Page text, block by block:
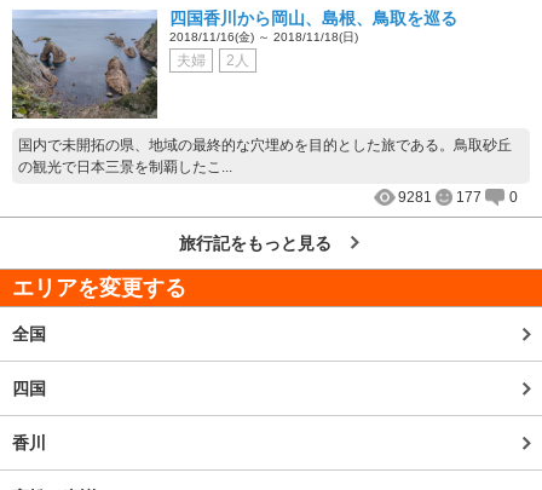
四国香川から岡山、島根、鳥取を巡る
2018/11/16(金) ～ 2018/11/18(日)
夫婦 2人
国内で未開拓の県、地域の最終的な穴埋めを目的とした旅である。鳥取砂丘
の観光で日本三景を制覇したこ...
9281
177 0
旅行記をもっと見る
エリアを変更する
全国
四国
香川